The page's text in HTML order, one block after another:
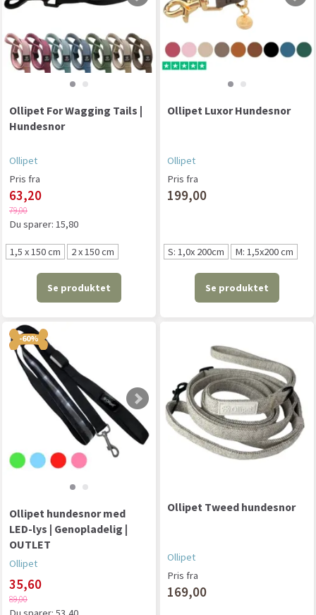
Ollipet For Wagging Tails |
Hundesnor
Ollipet
Pris fra
63,20
79,00
Du sparer: 15,80
1,5 x 150 cm 2 x 150 cm
Se produktet
Ollipet Luxor Hundesnor
Ollipet
Pris fra
199,00
S: 1,0x 200cm M: 1,5x200 cm
Se produktet
-60%
Ollipet hundesnor med
LED-lys | Genopladelig |
OUTLET
Ollipet
35,60
89,00
Ollipet Tweed hundesnor
Ollipet
Pris fra
169,00